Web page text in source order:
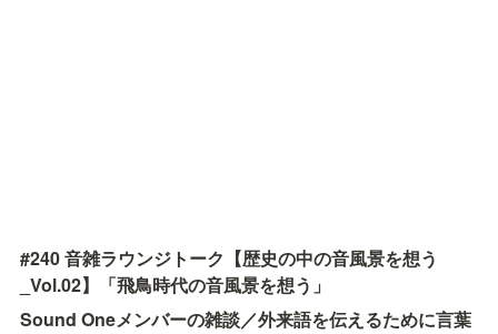
#240 音雑ラウンジトーク【歴史の中の音風景を想う
_Vol.02】「飛鳥時代の音風景を想う」
Sound Oneメンバーの雑談／外来語を伝えるために言葉